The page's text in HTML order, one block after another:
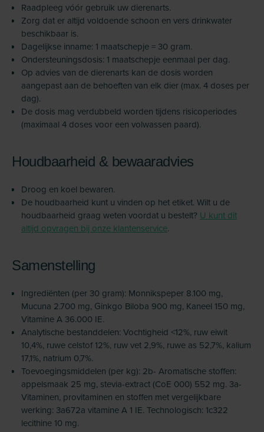
Raadpleeg vóór gebruik uw dierenarts.
Zorg dat er altijd voldoende schoon en vers drinkwater
beschikbaar is.
Dagelijkse inname: 1 maatschepje = 30 gram.
Ondersteuningsdosis: 1 maatschepje eenmaal per dag.
Op advies van de dierenarts kan de dosis worden
aangepast aan de behoeften van elk dier (max. 4 doses per
dag).
De dosis mag verdubbeld worden tijdens risicoperiodes
(maximaal 4 doses voor een volwassen paard).
Houdbaarheid & bewaaradvies
Droog en koel bewaren.
De houdbaarheid kunt u vinden op het etiket. Wilt u de
houdbaarheid graag weten voordat u bestelt? U kunt dit
altijd opvragen bij onze klantenservice.
Samenstelling
Ingrediënten (per 30 gram): Monnikspeper 8.100 mg,
Mucuna 2.700 mg, Ginkgo Biloba 900 mg, Kaneel 150 mg,
Vitamine A 36.000 IE.
Analytische bestanddelen: Vochtigheid <12%, ruw eiwit
10,4%, ruwe celstof 12%, ruw vet 2,9%, ruwe as 52,7%, kalium
17,1%, natrium 0,7%.
Toevoegingsmiddelen (per kg): 2b- Aromatische stoffen:
appelsmaak 25 mg, stevia-extract (CoE 000) 552 mg. 3a-
Vitaminen, provitaminen en stoffen met vergelijkbare
werking: 3a672a vitamine A 1 IE. Technologisch: 1c322
lecithine 10 mg.